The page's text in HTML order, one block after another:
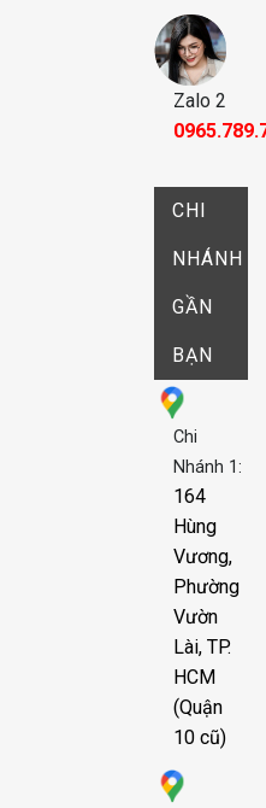
Zalo 2
CHI
NHÁNH
GẦN
BẠN
Chi
Nhánh 1:
164
Hùng
Vương,
Phường
Vườn
Lài, TP.
HCM
(Quận
10 cũ)